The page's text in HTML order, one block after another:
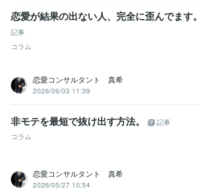
恋愛が結果の出ない人、完全に歪んでます。
記事
コラム
恋愛コンサルタント 真希
2026/06/03 11:39
非モテを最短で抜け出す方法。
記事
コラム
恋愛コンサルタント 真希
2026/05/27 10:54